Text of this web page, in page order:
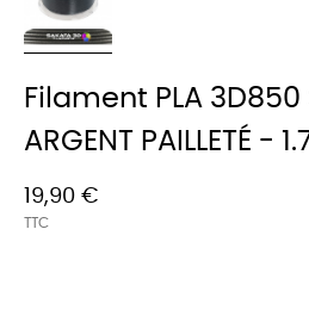
Filament PLA
ARGENT PAILLETÉ -
19,90 €
TTC